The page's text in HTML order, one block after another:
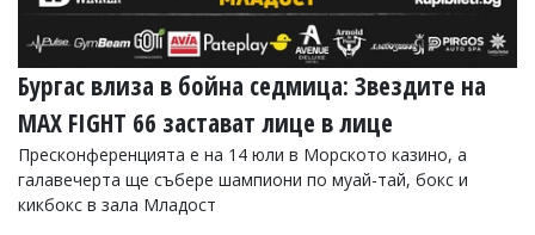
Бургас влиза в бойна седмица: Звездите на
MAX FIGHT 66 застават лице в лице
Пресконференцията е на 14 юли в Морското казино, а
галавечерта ще събере шампиони по муай-тай, бокс и
кикбокс в зала Младост